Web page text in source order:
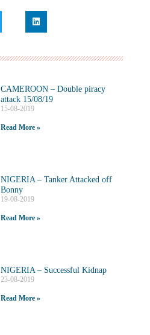
CAMEROON – Double piracy
attack 15/08/19
15-08-2019
Read More »
NIGERIA – Tanker Attacked off
Bonny
19-08-2019
Read More »
NIGERIA – Successful Kidnap
23-08-2019
Read More »